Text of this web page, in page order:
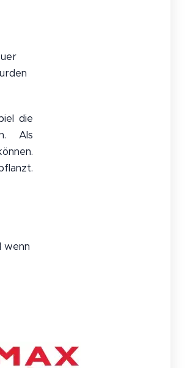
die
Als
wenn